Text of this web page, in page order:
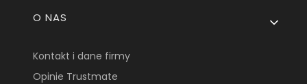
O NAS
Kontakt i dane firmy
Opinie Trustmate